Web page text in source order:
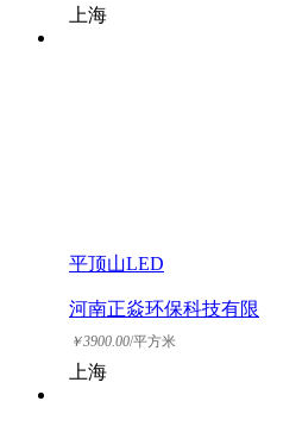
上海
平顶山LED
河南正焱环保科技有限
公司
￥3900.00/平方米
上海